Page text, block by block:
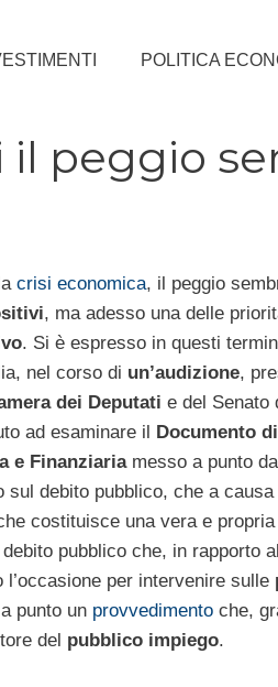
POLITICA
il peggio
crisi economica, il peggio
, ma adesso una delle
. Si è espresso in questi
nel corso di un’audizione,
dei Deputati e del Senato
ad esaminare il Documento di
e Finanziariamesso a punto
sul debito pubblico, che a causa
costituisce una vera e propria
pubblico che, in rapporto al
per intervenire sulle
punto un provvedimento che,
del pubblico impiego.